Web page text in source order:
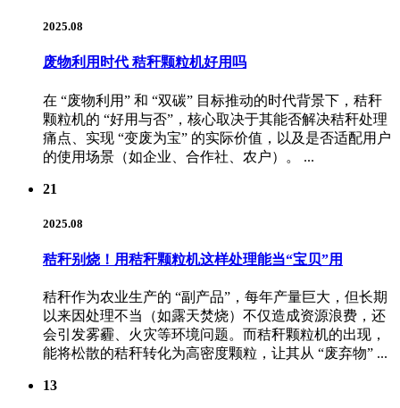
2025.08
废物利用时代 秸秆颗粒机好用吗
在 “废物利用” 和 “双碳” 目标推动的时代背景下，秸秆
颗粒机的 “好用与否”，核心取决于其能否解决秸秆处理
痛点、实现 “变废为宝” 的实际价值，以及是否适配用户
的使用场景（如企业、合作社、农户）。 ...
21
2025.08
秸秆别烧！用秸秆颗粒机这样处理能当“宝贝”用
秸秆作为农业生产的 “副产品”，每年产量巨大，但长期
以来因处理不当（如露天焚烧）不仅造成资源浪费，还
会引发雾霾、火灾等环境问题。而秸秆颗粒机的出现，
能将松散的秸秆转化为高密度颗粒，让其从 “废弃物” ...
13